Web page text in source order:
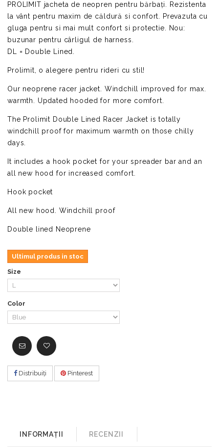
PROLIMIT jacheta de neopren pentru bărbați.
Rezistenta
la vânt pentru maxim de căldură si confort. Prevazuta cu
gluga pentru si mai mult confort si protectie.
Nou:
buzunar pentru cârligul de harness.
DL = Double Lined.
Prolimit, o alegere pentru rideri cu stil!
Our neoprene racer jacket. Windchill improved for max.
warmth. Updated hooded for more comfort.
The Prolimit Double Lined Racer Jacket is totally
windchill proof for maximum warmth on those chilly
days.
It includes a hook pocket for your spreader bar and an
all new hood for increased comfort.
Hook pocket
All new hood. Windchill proof
Double lined Neoprene
Ultimul produs in stoc
Size
Color
Distribuiţi Pinterest
INFORMAȚII RECENZII